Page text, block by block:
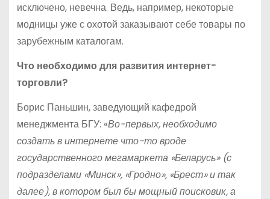
исключено, невечна. Ведь, например, некоторые
модницы уже с охотой заказывают себе товары по
зарубежным каталогам.
Что необходимо для развития интернет-
торговли?
Борис Паньшин, заведующий кафедрой
менеджмента БГУ: «Во-первых, необходимо
создать в интернете что-то вроде
государственного мегамаркета «Беларусь» (с
подразделами «Минск», «Гродно», «Брест» и так
далее), в котором был бы мощный поисковик, а